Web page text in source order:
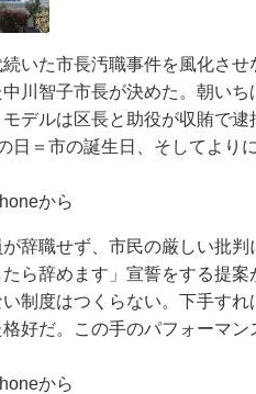
いた市長汚職事件を風化させ
川智子市長が決めた。朝いち
デルは区長と助役が収賄で逮
日＝市の誕生日、そしてより
から
辞職せず、市民の厳しい批判
ら辞めます」宣誓をする提案
制度はつくらない。下手すれ
好だ。この手のパフォーマン
から